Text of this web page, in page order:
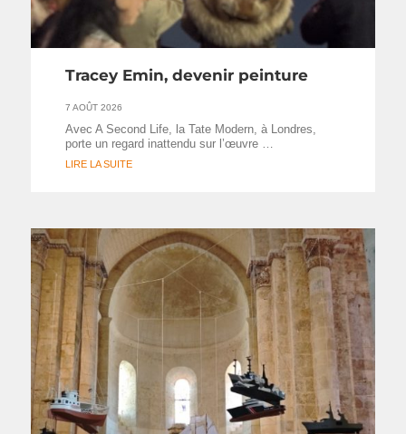
Tracey Emin, devenir peinture
7 AOÛT 2026
Avec A Second Life, la Tate Modern, à Londres,
porte un regard inattendu sur l’œuvre …
LIRE LA SUITE